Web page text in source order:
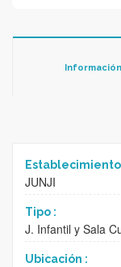
Información
Establecimiento
JUNJI
Tipo :
J. Infantil y Sala
Ubicación :